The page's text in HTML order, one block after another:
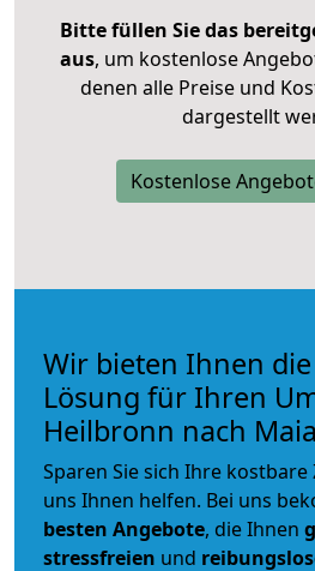
Bitte füllen Sie das
aus, um kostenlose
denen alle Preise und
dargestellt
Kostenlose
Wir bieten Ihnen
Lösung für Ihren
Heilbronn nach
Sparen Sie sich Ihre kostbare
uns Ihnen helfen. Bei uns
besten Angebote, die Ihnen
stressfreien und